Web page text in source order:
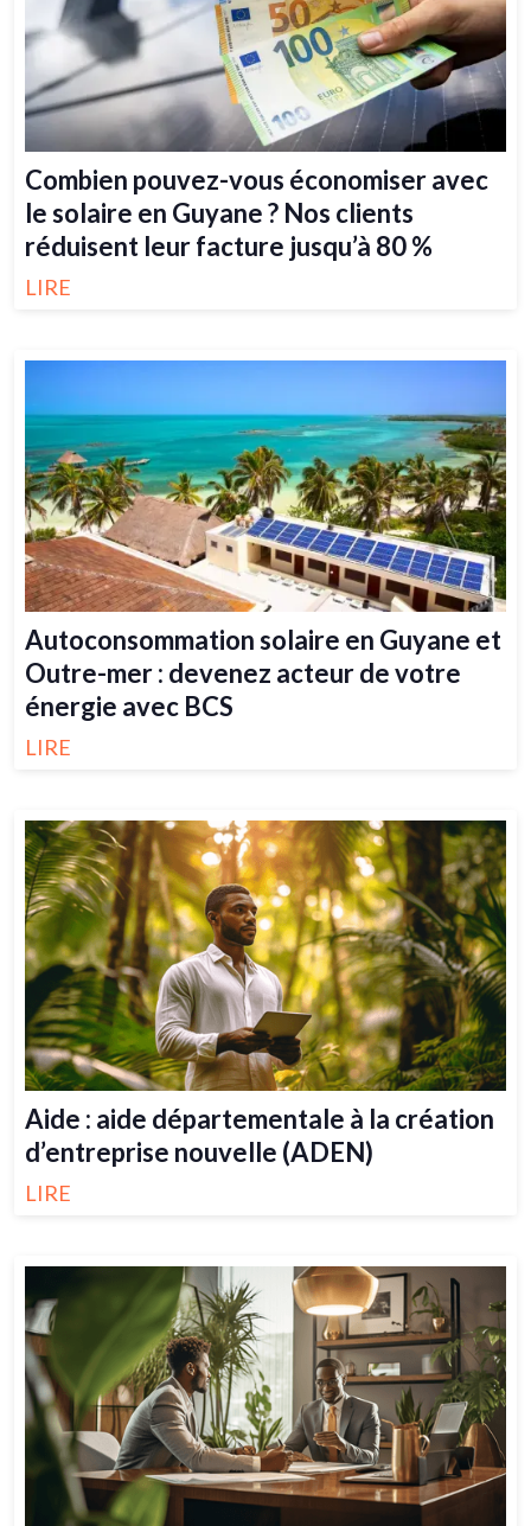
Combien pouvez-vous économiser avec
le solaire en Guyane ? Nos clients
réduisent leur facture jusqu’à 80 %
LIRE
Autoconsommation solaire en Guyane et
Outre-mer : devenez acteur de votre
énergie avec BCS
LIRE
Aide : aide départementale à la création
d’entreprise nouvelle (ADEN)
LIRE